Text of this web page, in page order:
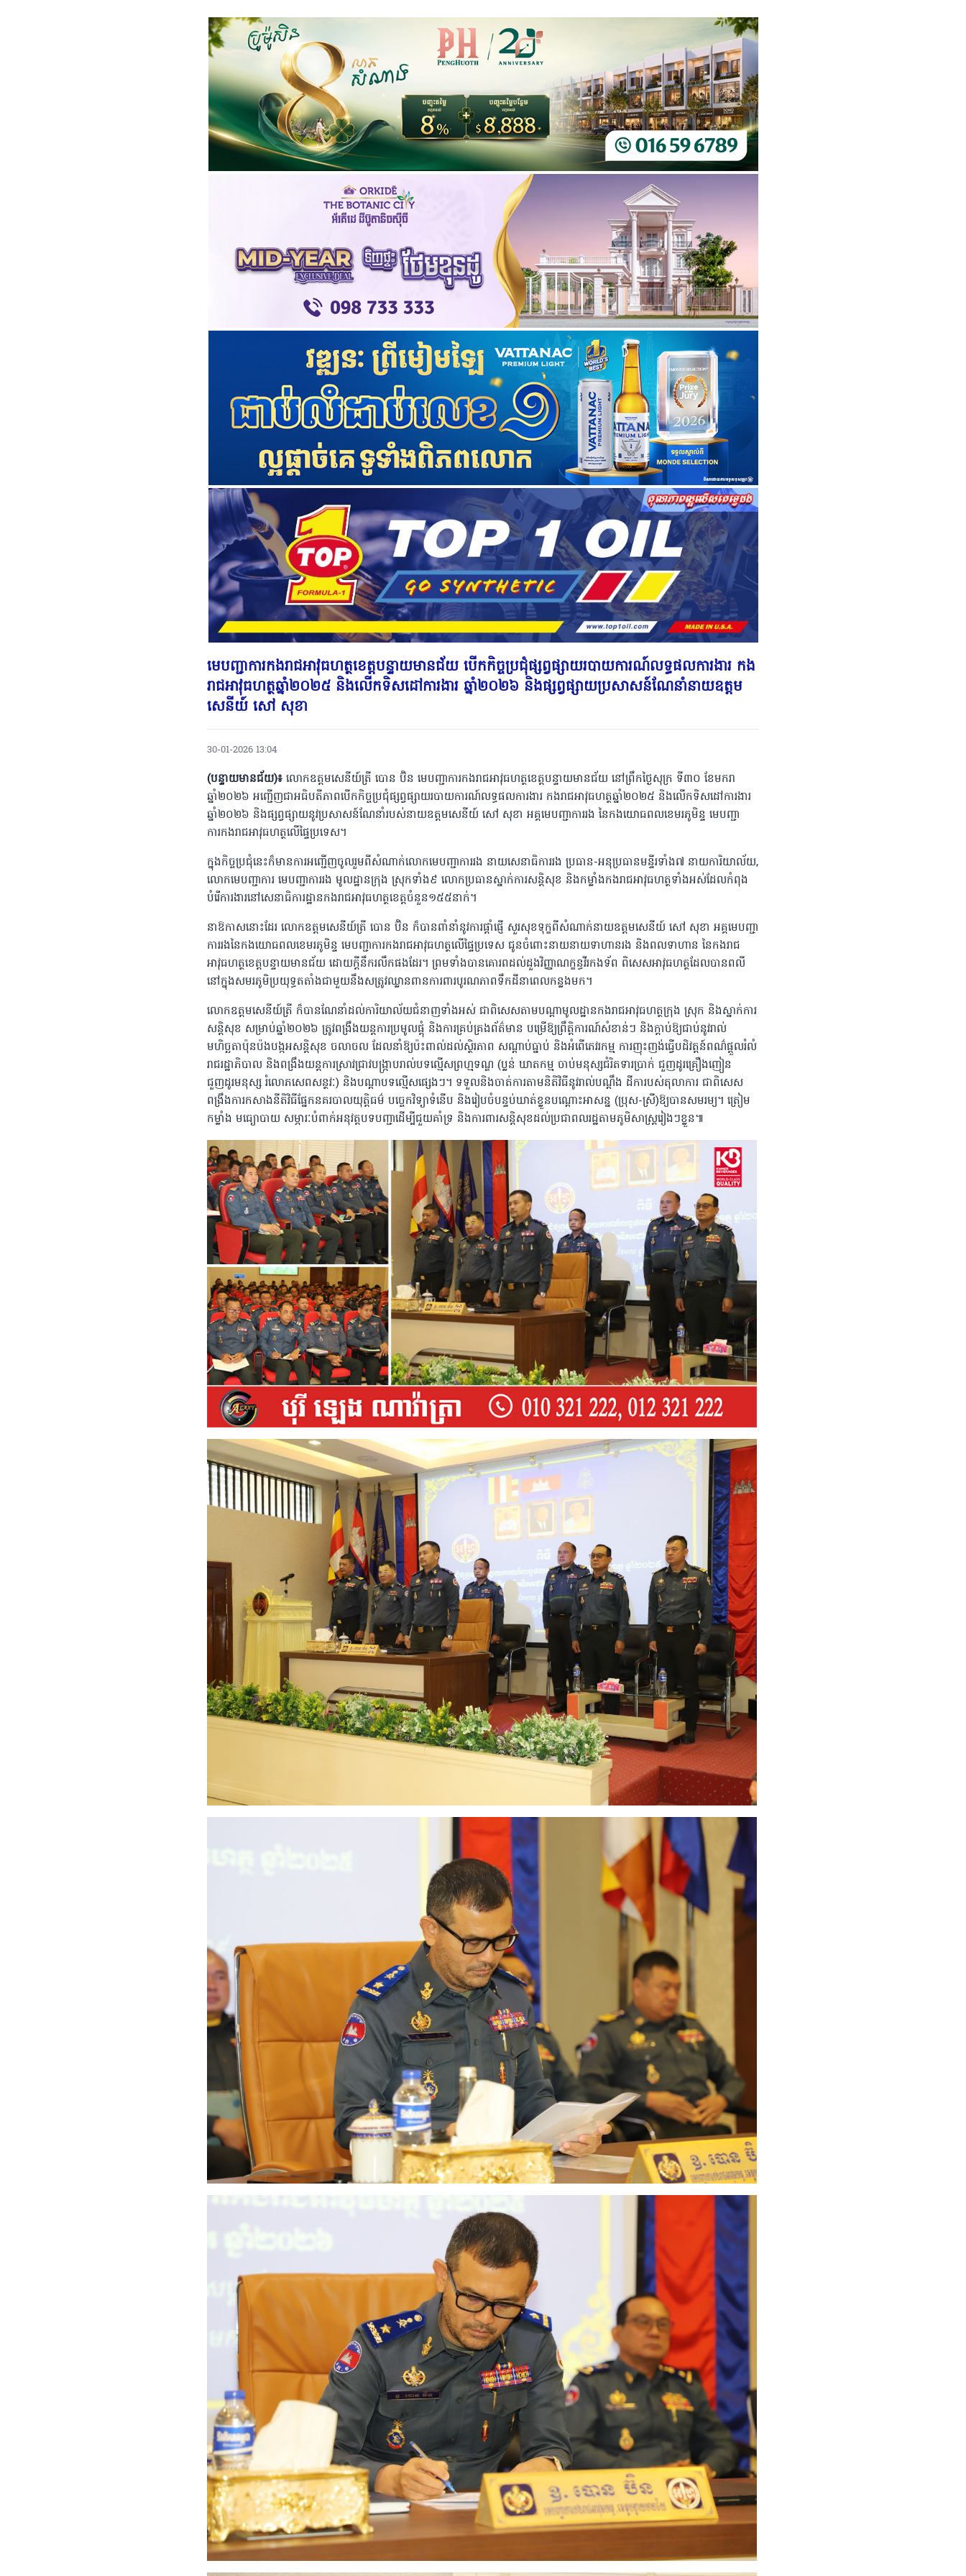
មេបញ្ជាការកងរាជអាវុធហត្ថខេត្តបន្ទាយមានជ័យ បើកកិច្ចប្រជុំផ្សព្វផ្សាយរបាយការណ៍លទ្ធផលការងារ កង
រាជអាវុធហត្ថឆ្នាំ២០២៥ និងលើកទិសដៅការងារ ឆ្នាំ២០២៦ និងផ្សព្វផ្សាយប្រសាសន៍ណែនាំនាយឧត្តម
សេនីយ៍ សៅ សុខា
30-01-2026 13:04
(បន្ទាយមានជ័យ)៖ លោកឧត្តមសេនីយ៍ត្រី បោន ប៊ិន មេបញ្ជាការកងរាជអាវុធហត្ថខេត្តបន្ទាយមានជ័យ នៅព្រឹកថ្ងៃសុក្រ ទី៣០ ខែមករា
ឆ្នាំ២០២៦ អញ្ជើញជាអធិបតីភាពបើកកិច្ចប្រជុំផ្សព្វផ្សាយរបាយការណ៍លទ្ធផលការងារ កងរាជអាវុធហត្ថឆ្នាំ២០២៥ និងលើកទិសដៅការងារ
ឆ្នាំ២០២៦ និងផ្សព្វផ្សាយនូវប្រសាសន៍ណែនាំរបស់នាយឧត្តមសេនីយ៍ សៅ សុខា អគ្គមេបញ្ជាការរង នៃកងយោធពលខេមរភូមិន្ទ មេបញ្ជា
ការកងរាជអាវុធហត្ថលើផ្ទៃប្រទេស។
ក្នុងកិច្ចប្រជុំនេះក៏មានការអញ្ជើញចូលរួមពីសំណាក់លោកមេបញ្ជាការរង នាយសេនាធិការរង ប្រធាន-អនុប្រធានមន្ទីរទាំង៧ នាយការិយាល័យ,
លោកមេបញ្ជាការ មេបញ្ជាការរង មូលដ្ឋានក្រុង ស្រុកទាំង៩ លោកប្រធានស្នាក់ការសន្តិសុខ និងកម្លាំងកងរាជអាវុធហត្ថទាំងអស់ដែលកំពុង
បំរើការងារនៅសេនាធិការដ្ឋានកងរាជអាវុធហត្ថខេត្តចំនួន១៥៥នាក់។
នាឱកាសនោះដែរ លោកឧត្តមសេនីយ៍ត្រី បោន ប៊ិន ក៏បានពាំនាំនូវការផ្ដាំផ្ញើ សួរសុខទុក្ខពីសំណាក់នាយឧត្តមសេនីយ៍ សៅ សុខា អគ្គមេបញ្ជា
ការរងនៃកងយោធពលខេមរភូមិន្ទ មេបញ្ជាការកងរាជអាវុធហត្ថលើផ្ទៃប្រទេស ជូនចំពោះនាយនាយទាហានរង និងពលទាហាន នៃកងរាជ
អាវុធហត្ថខេត្តបន្ទាយមានជ័យ ដោយក្តីនឹករលឹកផងដែរ។ ព្រមទាំងបានគោរពដល់ដួងវិញ្ញាណក្ខន្ធវីរកងទ័ព ពិសេសអាវុធហត្ថដែលបានពលី
នៅក្នុងសមរភូមិប្រយុទ្ធតតាំងជាមួយនឹងសត្រូវឈ្លានពានការពារបូរណភាពទឹកដីនាពេលកន្លងមក។
លោកឧត្តមសេនីយ៍ត្រី ក៏បានណែនាំដល់ការិយាល័យជំនាញទាំងអស់ ជាពិសេសតាមបណ្ដាមូលដ្ឋានកងរាជអាវុធហត្ថក្រុង ស្រុក និងស្នាក់ការ
សន្តិសុខ សម្រាប់ឆ្នាំ២០២៦ ត្រូវពង្រឹងយន្តការប្រមូលផ្តុំ និងការគ្រប់គ្រងព័ត៌មាន បម្រើឱ្យព្រឹត្តិការណ៍សំខាន់ៗ និងក្តាប់ឱ្យជាប់នូវរាល់
មហិច្ឆតាប៉ុនប៉ងបង្កអសន្តិសុខ ចលាចល ដែលនាំឱ្យប៉ះពាល់ដល់ស្ថិរភាព សណ្តាប់ធ្នាប់ និងអំពើភេវរកម្ម ការញុះញង់ធ្វើបដិវត្តន៍ពណ៌ផ្ដួលរំលំ
រាជរដ្ឋាភិបាល និងពង្រឹងយន្តការស្រាវជ្រាវបង្ក្រាបរាល់បទល្មើសព្រហ្មទណ្ឌ (ប្លន់ ឃាតកម្ម ចាប់មនុស្សជំរិតទារប្រាក់ ជួញដូរគ្រឿងញៀន
ជួញដូរមនុស្ស រំលោភសេពសន្ថវៈ) និងបណ្ដាបទល្មើសផ្សេងៗ។ ទទួលនិងចាត់ការតាមនិតិវិធីនូវរាល់បណ្ដឹង ដីការបស់តុលាការ ជាពិសេស
ពង្រឹងការកសាងនីតិវិធីផ្នែកនគរបាលយុត្តិធម៌ បច្ចេកវិទ្យាទំនើប និងរៀបចំបន្ទប់ឃាត់ខ្លួនបណ្តោះអាសន្ន (ប្រុស-ស្រី)ឱ្យបានសមរម្យ។ ត្រៀម
កម្លាំង មធ្យោបាយ សម្ភារៈបំពាក់អនុវត្តបទបញ្ជាដើម្បីជួយគាំទ្រ និងការពារសន្តិសុខដល់ប្រជាពលរដ្ឋតាមភូមិសាស្ត្ររៀងៗខ្លួន៕